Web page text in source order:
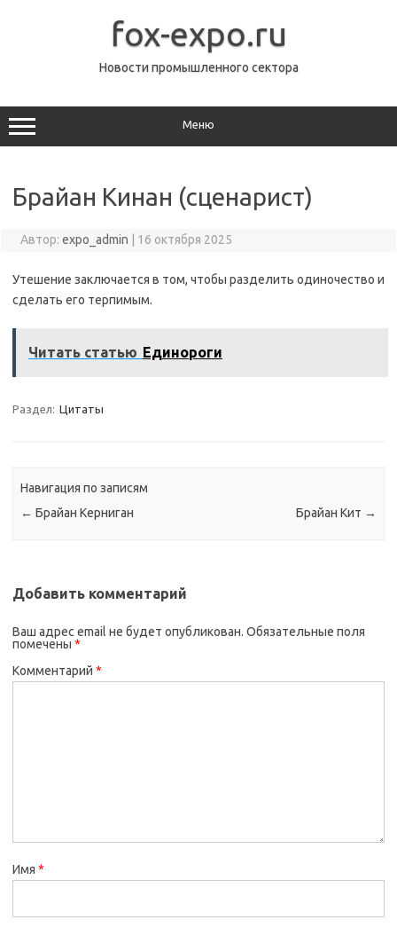
fox-expo.ru
Новости промышленного сектора
Меню
Брайан Кинан (сценарист)
Автор: expo_admin 16 октября 2025
Утешение заключается в том, чтобы разделить одиночество и
сделать его терпимым.
Читать статью Единороги
Раздел: Цитаты
Навигация по записям
← Брайан Керниган Брайан Кит →
Добавить комментарий
Ваш адрес email не будет опубликован. Обязательные поля
помечены *
Комментарий *
Имя *